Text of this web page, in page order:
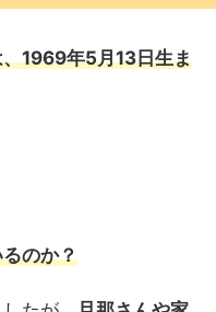
1969年5月13日生ま
のか？